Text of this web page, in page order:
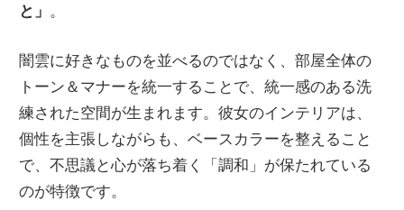
と」 。
闇雲に好きなものを並べるのではなく、部屋全体の
トーン＆マナーを統一することで、統一感のある洗
練された空間が生まれます。彼女のインテリアは、
個性を主張しながらも、ベースカラーを整えること
で、不思議と心が落ち着く「調和」が保たれている
のが特徴です。